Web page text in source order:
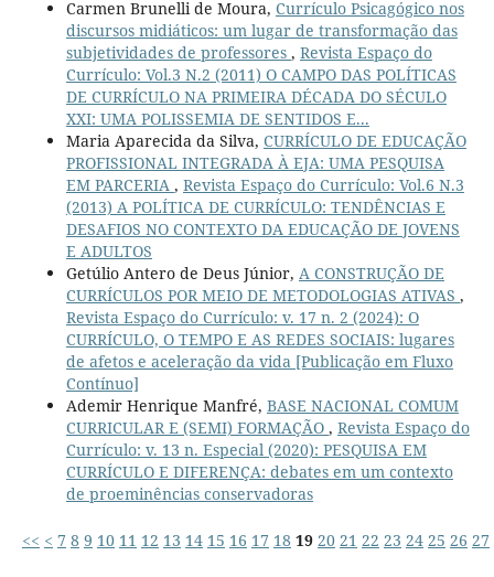
Carmen Brunelli de Moura, Currículo Psicagógico nos
discursos midiáticos: um lugar de transformação das
subjetividades de professores , Revista Espaço do
Currículo: Vol.3 N.2 (2011) O CAMPO DAS POLÍTICAS
DE CURRÍCULO NA PRIMEIRA DÉCADA DO SÉCULO
XXI: UMA POLISSEMIA DE SENTIDOS E...
Maria Aparecida da Silva, CURRÍCULO DE EDUCAÇÃO
PROFISSIONAL INTEGRADA À EJA: UMA PESQUISA
EM PARCERIA , Revista Espaço do Currículo: Vol.6 N.3
(2013) A POLÍTICA DE CURRÍCULO: TENDÊNCIAS E
DESAFIOS NO CONTEXTO DA EDUCAÇÃO DE JOVENS
E ADULTOS
Getúlio Antero de Deus Júnior, A CONSTRUÇÃO DE
CURRÍCULOS POR MEIO DE METODOLOGIAS ATIVAS ,
Revista Espaço do Currículo: v. 17 n. 2 (2024): O
CURRÍCULO, O TEMPO E AS REDES SOCIAIS: lugares
de afetos e aceleração da vida [Publicação em Fluxo
Contínuo]
Ademir Henrique Manfré, BASE NACIONAL COMUM
CURRICULAR E (SEMI) FORMAÇÃO , Revista Espaço do
Currículo: v. 13 n. Especial (2020): PESQUISA EM
CURRÍCULO E DIFERENÇA: debates em um contexto
de proeminências conservadoras
<< < 7 8 9 10 11 12 13 14 15 16 17 18 19 20 21 22 23 24 25 26 27